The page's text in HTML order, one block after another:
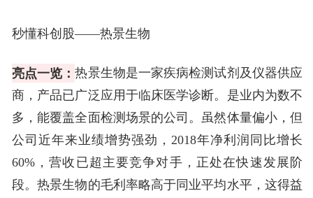
秒懂科创股——热景生物
亮点一览：热景生物是一家疾病检测试剂及仪器供应
商，产品已广泛应用于临床医学诊断。是业内为数不
多，能覆盖全面检测场景的公司。虽然体量偏小，但
公司近年来业绩增势强劲，2018年净利润同比增长
60%，营收已超主要竞争对手，正处在快速发展阶
段。热景生物的毛利率略高于同业平均水平，这得益